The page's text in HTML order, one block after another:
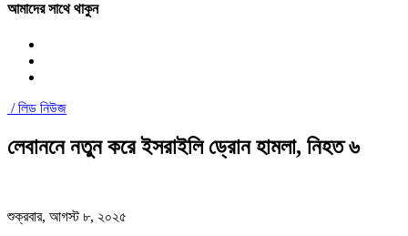
আমাদের সাথে থাকুন
/লিড নিউজ
লেবাননে নতুন করে ইসরাইলি ড্রোন হামলা, নিহত ৬
শুক্রবার, আগস্ট ৮, ২০২৫